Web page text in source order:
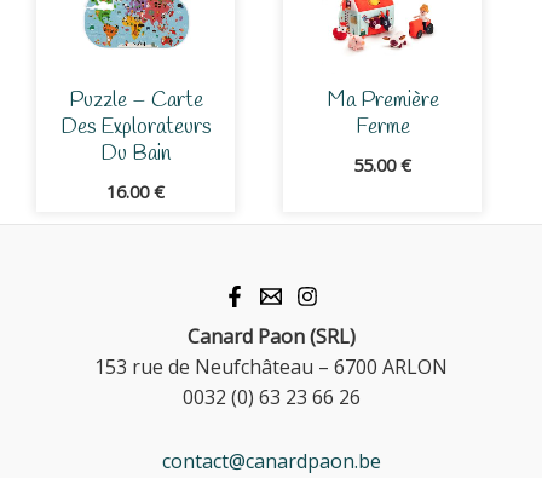
Puzzle – Carte
Des Explorateurs
Du Bain
16.00€
Ma Première
Ferme
55.00€
Canard Paon (SRL)
153 rue de Neufchâteau – 6700 ARLON
0032 (0) 63 23 66 26
contact@canardpaon.be